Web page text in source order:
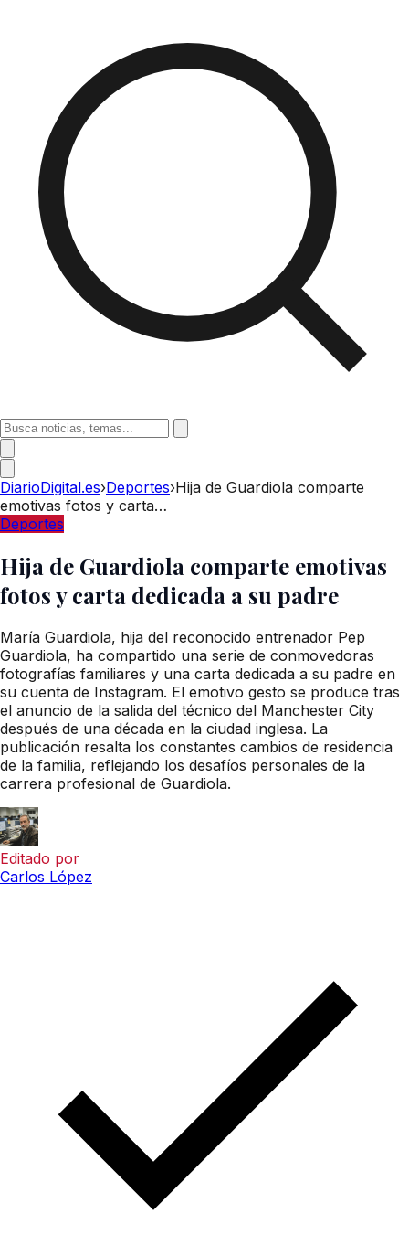
DiarioDigital.es›Deportes›Hija de Guardiola comparte
emotivas fotos y carta…
Deportes
Hija de Guardiola comparte emotivas
fotos y carta dedicada a su padre
María Guardiola, hija del reconocido entrenador Pep
Guardiola, ha compartido una serie de conmovedoras
fotografías familiares y una carta dedicada a su padre en
su cuenta de Instagram. El emotivo gesto se produce tras
el anuncio de la salida del técnico del Manchester City
después de una década en la ciudad inglesa. La
publicación resalta los constantes cambios de residencia
de la familia, reflejando los desafíos personales de la
carrera profesional de Guardiola.
Editado por
Carlos López